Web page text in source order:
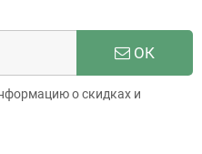
ОК
о скидках и